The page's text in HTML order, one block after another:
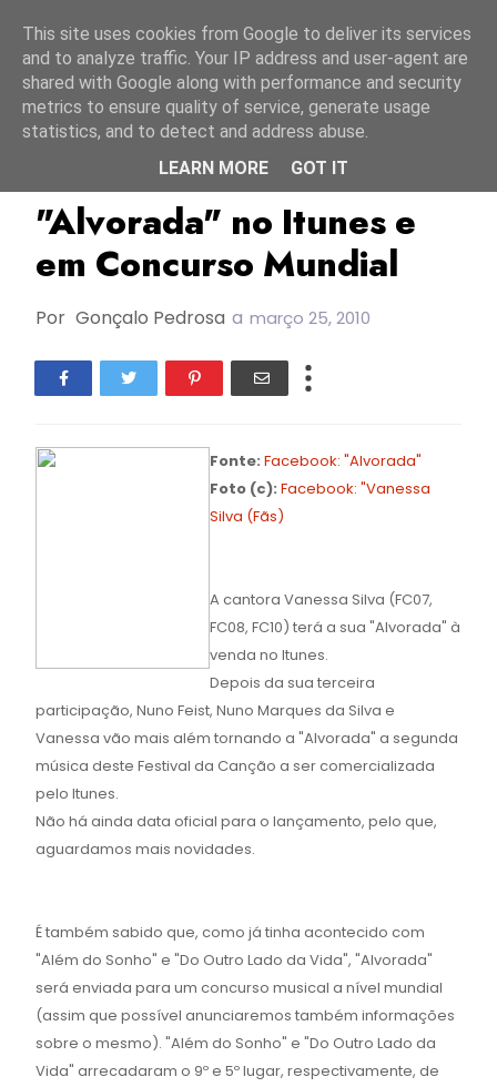
FC2008 FC2010
"Alvorada" no Itunes e
em Concurso Mundial
Por Gonçalo Pedrosa a março 25, 2010
Fonte: Facebook: "Alvorada"
Foto (c): Facebook: "Vanessa
Silva (Fãs)
A cantora Vanessa Silva (FC07,
FC08, FC10) terá a sua "Alvorada" à
venda no Itunes.
Depois da sua terceira
participação, Nuno Feist, Nuno Marques da Silva e
Vanessa vão mais além tornando a "Alvorada" a segunda
música deste Festival da Canção a ser comercializada
pelo Itunes.
Não há ainda data oficial para o lançamento, pelo que,
aguardamos mais novidades.
É também sabido que, como já tinha acontecido com
"Além do Sonho" e "Do Outro Lado da Vida", "Alvorada"
será enviada para um concurso musical a nível mundial
(assim que possível anunciaremos também informações
sobre o mesmo). "Além do Sonho" e "Do Outro Lado da
Vida" arrecadaram o 9º e 5º lugar, respectivamente, de
This site uses cookies from Google to deliver its services
and to analyze traffic. Your IP address and user-agent are
shared with Google along with performance and security
metrics to ensure quality of service, generate usage
statistics, and to detect and address abuse.
LEARN MORE
GOT IT